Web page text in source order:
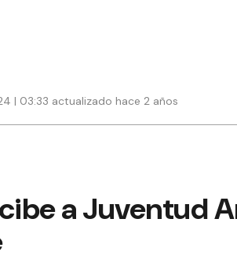
| 03:33 actualizado hace 2 años
a Juventud